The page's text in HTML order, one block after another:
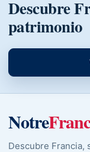
Descubre
patrimonio
Notre
Descubre Francia,